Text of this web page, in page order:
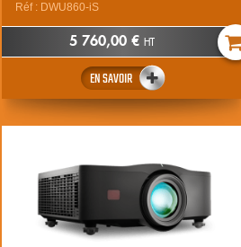
Réf : DWU860-iS
5 760,00 € HT
EN SAVOIR